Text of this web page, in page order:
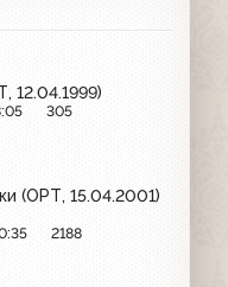
12.04.1999)
305
(ОРТ, 15.04.2001)
2188